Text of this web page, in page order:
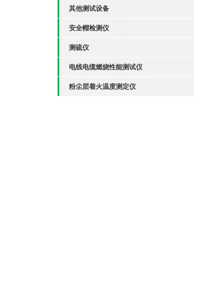
其他测试设备
安全帽检测仪
测硫仪
电线电缆燃烧性能测试仪
粉尘层着火温度测定仪